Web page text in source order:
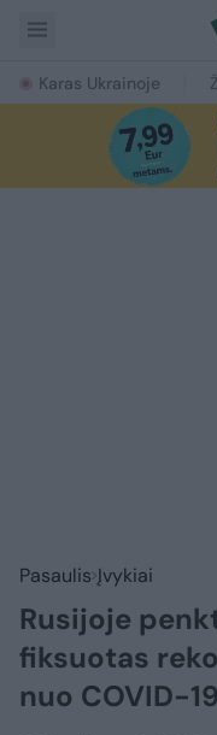
Karas Ukrainoje
Pasaulis Įvykiai
Rusijoje
fiksuotas
nuo COVID-19